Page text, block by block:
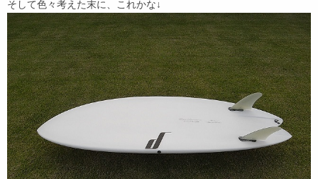
そして色々考えた末に、これかな↓